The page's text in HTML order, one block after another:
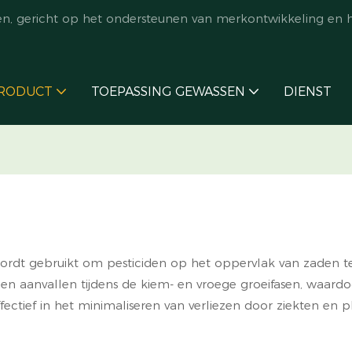
gericht op het ondersteunen van merkontwikkeling en
TOEPASSING GEWASSEN DIENST
gebruikt om pesticiden op het oppervlak van
aanvallen tijdens de kiem- en vroege groeifasen,
in het minimaliseren van verliezen door ziekten en